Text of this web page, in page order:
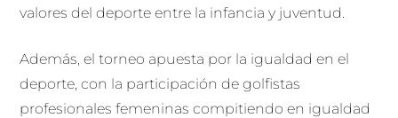
valores del deporte entre la infancia y juventud.
Además, el torneo apuesta por la igualdad en el
deporte, con la participación de golfistas
profesionales femeninas compitiendo en igualdad